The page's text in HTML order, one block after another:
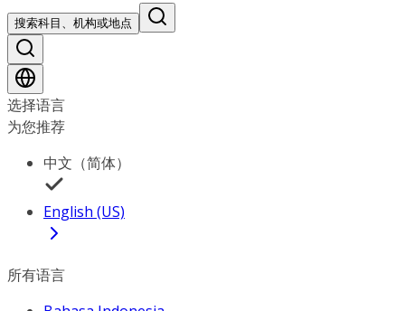
搜索科目、机构或地点
选择语言
为您推荐
中文（简体）
English (US)
所有语言